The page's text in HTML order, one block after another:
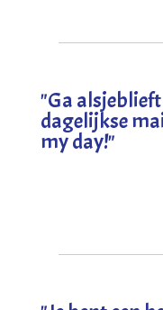
"Ga
dagelijkse
my day!"